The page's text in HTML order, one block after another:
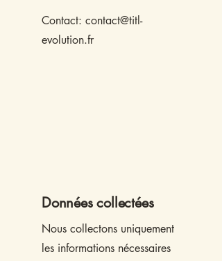
Contact: contact@titl-
evolution.fr
Données collectées
Nous collectons uniquement
les informations nécessaires